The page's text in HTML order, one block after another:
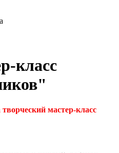
класс
мастер-класс